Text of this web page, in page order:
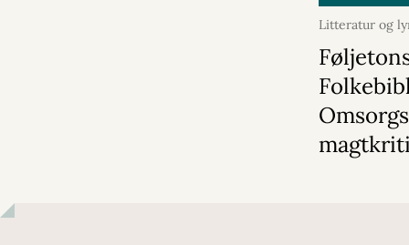
Litteratur og
oktober 2024